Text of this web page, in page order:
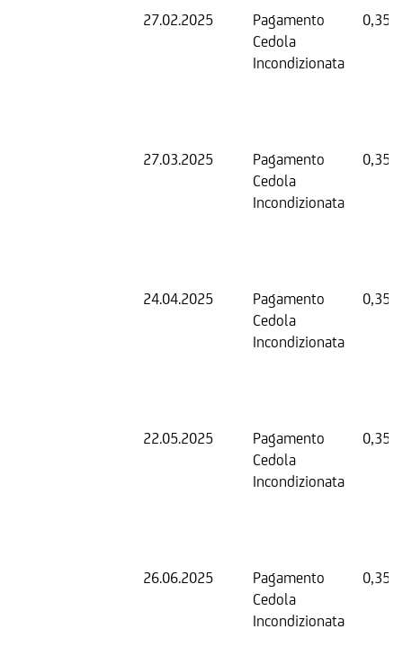
27.02.2025
Pagamento
Cedola
Incondizionata
0,35
27.03.2025
Pagamento
Cedola
Incondizionata
0,35
24.04.2025
Pagamento
Cedola
Incondizionata
0,35
22.05.2025
Pagamento
Cedola
Incondizionata
0,35
26.06.2025
Pagamento
Cedola
Incondizionata
0,35